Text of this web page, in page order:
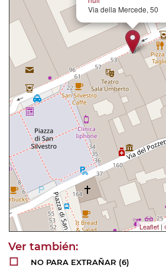
Via della Mercede, 50
Leaflet |
NO PARA EXTRAÑAR (6)